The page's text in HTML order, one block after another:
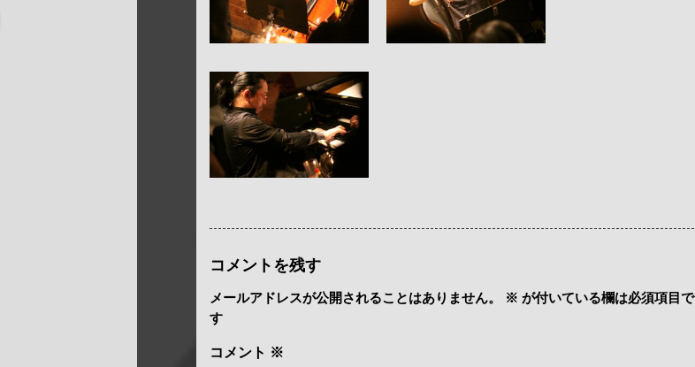
コメントを残す
メールアドレスが公開されることはありません。 ※ が付いている欄は必須項目で
す
コメント ※